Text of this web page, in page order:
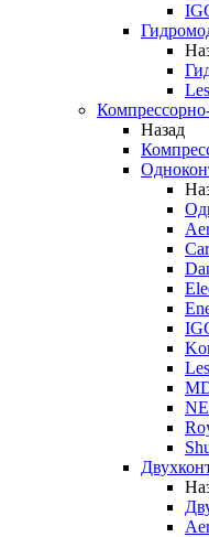
Назад